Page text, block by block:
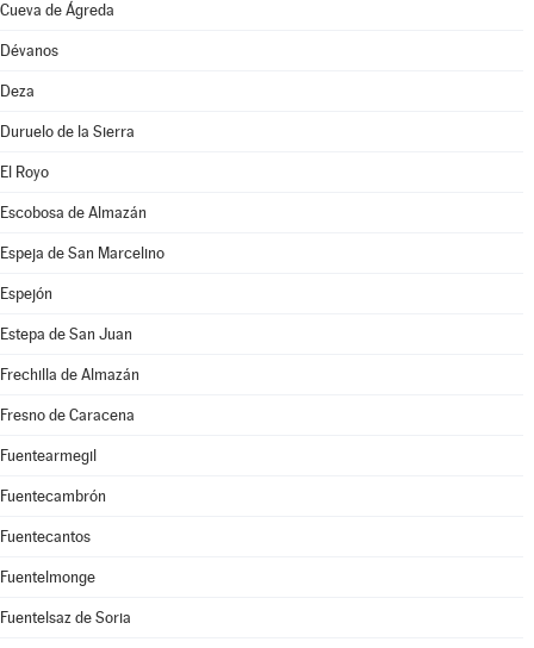
Cueva de Ágreda
Dévanos
Deza
Duruelo de la Sierra
El Royo
Escobosa de Almazán
Espeja de San Marcelino
Espejón
Estepa de San Juan
Frechilla de Almazán
Fresno de Caracena
Fuentearmegil
Fuentecambrón
Fuentecantos
Fuentelmonge
Fuentelsaz de Soria